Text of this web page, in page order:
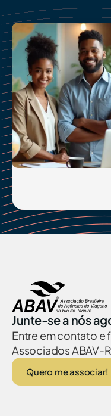
Junte-se a nós
Entre em contato e
Associados ABAV-
Quero me associar!